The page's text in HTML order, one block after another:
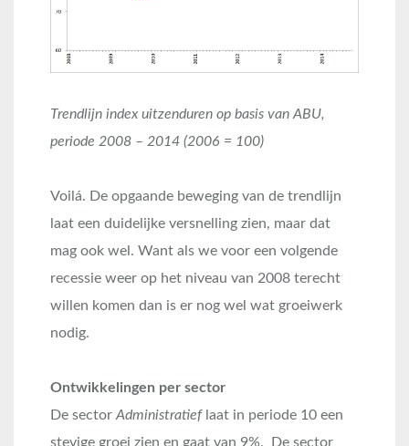
Trendlijn index uitzenduren op basis van ABU,
periode 2008 – 2014 (2006 = 100)
Voilá. De opgaande beweging van de trendlijn
laat een duidelijke versnelling zien, maar dat
mag ook wel. Want als we voor een volgende
recessie weer op het niveau van 2008 terecht
willen komen dan is er nog wel wat groeiwerk
nodig.
Ontwikkelingen per sector
De sector Administratieflaat in periode 10 een
stevige groei zien en gaat van 9%. De sector